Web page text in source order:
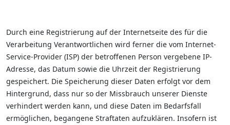
Durch eine Registrierung auf der Internetseite des für die
Verarbeitung Verantwortlichen wird ferner die vom Internet-
Service-Provider (ISP) der betroffenen Person vergebene IP-
Adresse, das Datum sowie die Uhrzeit der Registrierung
gespeichert. Die Speicherung dieser Daten erfolgt vor dem
Hintergrund, dass nur so der Missbrauch unserer Dienste
verhindert werden kann, und diese Daten im Bedarfsfall
ermöglichen, begangene Straftaten aufzuklären. Insofern ist